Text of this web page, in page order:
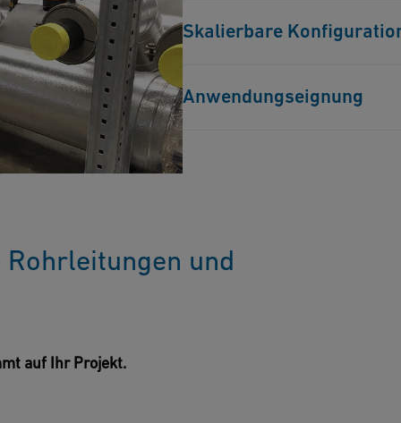
Bereitstellung vor Ort.
Skalierbare
Anwendungseignung
und
auf Ihr Projekt.